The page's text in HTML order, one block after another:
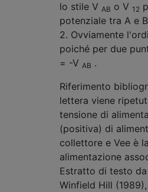
lo stile V AB o V 12
potenziale tra A e
2. Ovviamente
poiché per due
= -V AB .
Riferimento
lettera viene
tensione di
(positiva) di
collettore e Vee è
alimentazione
Estratto di testo
Winfield Hill